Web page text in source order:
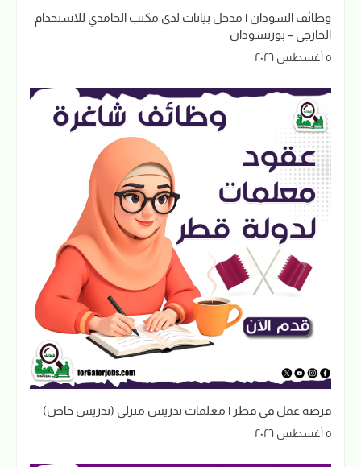
وظائف السودان | مدخل بيانات لدى مكتب الحامدي للاستخدام
الخارجي – بورتسودان
٥ أغسطس ٢٠٢٦
فرصة عمل في قطر | معلمات تدريس منزلي (تدريس خاص)
٥ أغسطس ٢٠٢٦